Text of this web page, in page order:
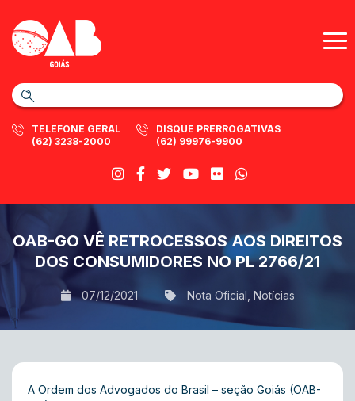
TELEFONE GERAL
(62) 3238-2000
DISQUE PRERROGATIVAS
(62) 99976-9900
OAB-GO VÊ RETROCESSOS AOS DIREITOS
DOS CONSUMIDORES NO PL 2766/21
07/12/2021 Nota Oficial Notícias
A Ordem dos Advogados do Brasil – seção Goiás (OAB-